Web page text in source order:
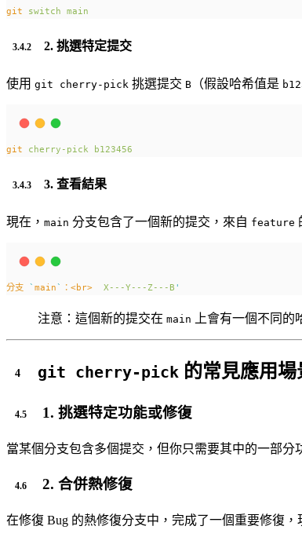
git switch main
2. 挑選特定提交
使用 git cherry-pick 挑選提交 B （假設哈希值是
git cherry-pick b123456
3. 查看結果
現在， main 分支包含了一個新的提交，來自 feature
分支 ` main` ：<br> X---Y---Z---B '
注意：這個新的提交在 main 上會有一個不同的
git cherry-pick 的常見應用場
1. 挑選特定功能或修復
當某個分支包含多個提交，但你只需要其中的一部分
2. 合併熱修復
在修復 Bug 的熱修復分支中，完成了一個重要修復